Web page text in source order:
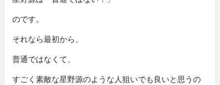
のです。
それなら最初から、
普通ではなくて、
すごく素敵な星野源のような人狙いでも良いと思うの